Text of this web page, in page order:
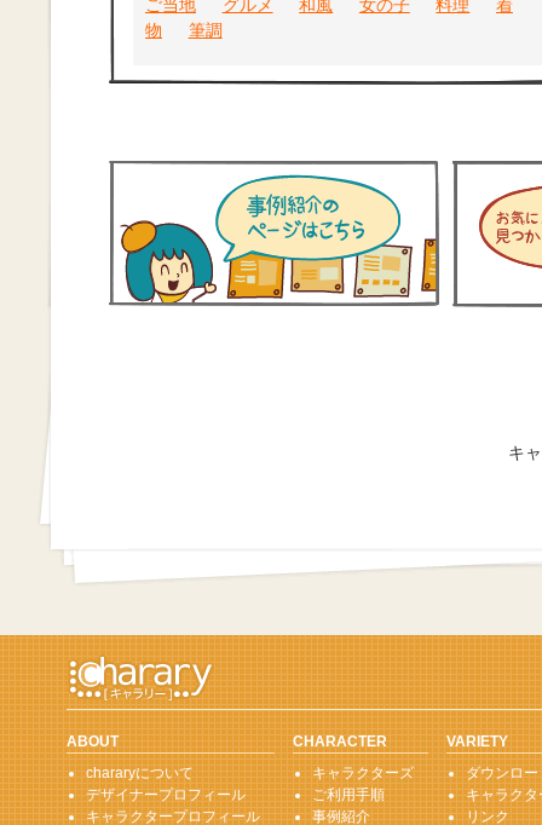
ご当地 グルメ 和風 女の子 料理
着
物
筆調
キ
ABOUT
chararyについて
デザイナープロフィール
キャラクタープロフィール
CHARACTER
キャラクターズ
ご利用手順
事例紹介
VARIETY
ダウンロ
キャラク
リンク